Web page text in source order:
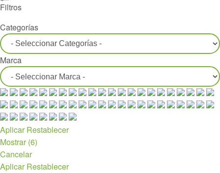
Filtros
Categorías
Marca
Aplicar Restablecer
Mostrar(6)
Cancelar
Aplicar Restablecer